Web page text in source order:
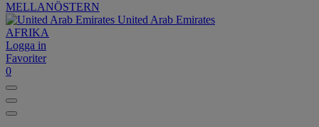
MELLANÖSTERN
United Arab Emirates
AFRIKA
Logga in
Favoriter
0